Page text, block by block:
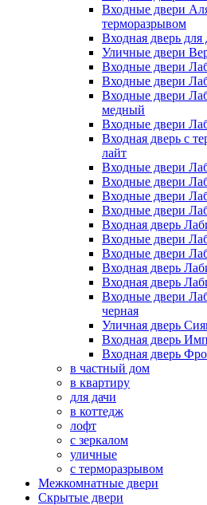
Входные двери
терморазрывом
Входная дверь
Уличные двери
Входные двери
Входные двери
Входные двери
медный
Входные двери
Входная дверь с
лайт
Входные двери
Входные двери
Входные двери
Входные двери
Входная дверь
Входные двери
Входные двери
Входная дверь
Входная дверь
Входные двери
черная
Уличная дверь
Входная дверь
Входная дверь
в частный дом
в квартиру
для дачи
в коттедж
лофт
с зеркалом
уличные
с терморазрывом
Межкомнатные двери
Скрытые двери